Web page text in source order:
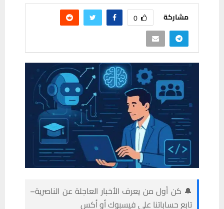
مشاركة 0
🔔 كن أول من يعرف الأخبار العاجلة عن الناصرية–
تابع حساباتنا على فيسبوك أو أكس